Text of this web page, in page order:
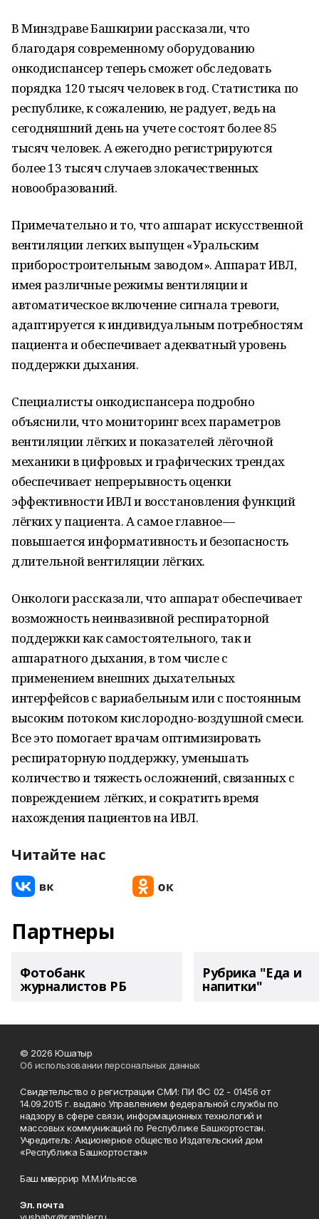
В Минздраве Башкирии рассказали, что
благодаря современному оборудованию
онкодиспансер теперь сможет обследовать
порядка 120 тысяч человек в год. Статистика по
республике, к сожалению, не радует, ведь на
сегодняшний день на учете состоят более 85
тысяч человек. А ежегодно регистрируются
более 13 тысяч случаев злокачественных
новообразований.
Примечательно и то, что аппарат искусственной
вентиляции легких выпущен «Уральским
приборостроительным заводом». Аппарат ИВЛ,
имея различные режимы вентиляции и
автоматическое включение сигнала тревоги,
адаптируется к индивидуальным потребностям
пациента и обеспечивает адекватный уровень
поддержки дыхания.
Специалисты онкодиспансера подробно
объяснили, что мониторинг всех параметров
вентиляции лёгких и показателей лёгочной
механики в цифровых и графических трендах
обеспечивает непрерывность оценки
эффективности ИВЛ и восстановления функций
лёгких у пациента. А самое главное —
повышается информативность и безопасность
длительной вентиляции лёгких.
Онкологи рассказали, что аппарат обеспечивает
возможность неинвазивной респираторной
поддержки как самостоятельного, так и
аппаратного дыхания, в том числе с
применением внешних дыхательных
интерфейсов с вариабельным или с постоянным
высоким потоком кислородно-воздушной смеси.
Все это помогает врачам оптимизировать
респираторную поддержку, уменьшать
количество и тяжесть осложнений, связанных с
повреждением лёгких, и сократить время
нахождения пациентов на ИВЛ.
Читайте нас
Партнеры
Фотобанк
журналистов РБ
Рубрика "Еда и
напитки"
© 2026 Юшатыр
Об использовании персональных данных
Свидетельство о регистрации СМИ: ПИ ФС 02 - 01456 от
14.09.2015 г. выдано Управлением федеральной службы по
надзору в сфере связи, информационных технологий и
массовых коммуникаций по Республике Башкортостан.
Учредитель: Акционерное общество Издательский дом
«Республика Башкортостан»
Баш мөхәррир М.М.Ильясов
Эл. почта